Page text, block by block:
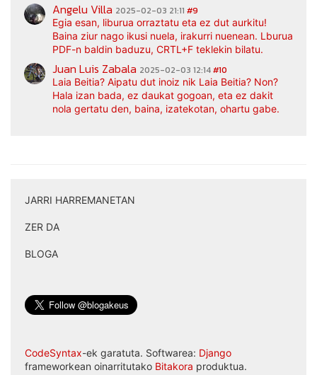
Angelu Villa 2025-02-03 21:11 #9
Egia esan, liburua orraztatu eta ez dut aurkitu!
Baina ziur nago ikusi nuela, irakurri nuenean. Lburua
PDF-n baldin baduzu, CRTL+F teklekin bilatu.
Juan Luis Zabala 2025-02-03 12:14#10
Laia Beitia? Aipatu dut inoiz nik Laia Beitia? Non?
Hala izan bada, ez daukat gogoan, eta ez dakit
nola gertatu den, baina, izatekotan, ohartu gabe.
JARRI HARREMANETAN
ZER DA
BLOGA
CodeSyntax-ek garatuta. Softwarea: Django
frameworkean oinarritutako Bitakora produktua.